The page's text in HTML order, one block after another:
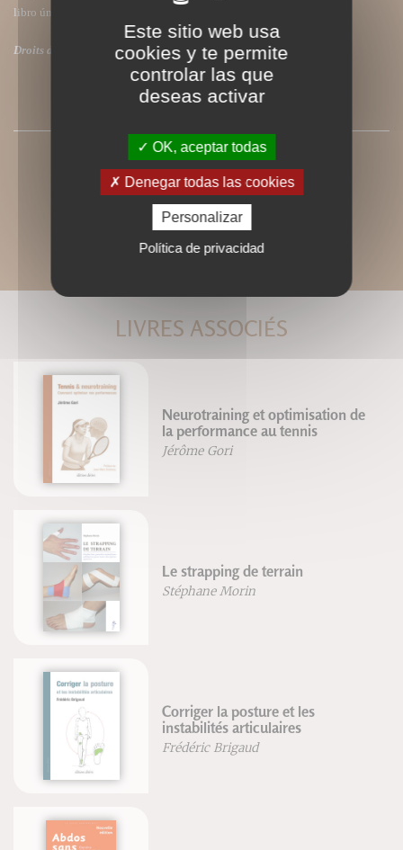
libro único y una bella obra artística de colección.
Droits de traduction disponibles.
SOMMAIRE
LIVRES ASSOCIÉS
Neurotraining et optimisation de
la performance au tennis
Jérôme Gori
Le strapping de terrain
Stéphane Morin
Corriger la posture et les
instabilités articulaires
Frédéric Brigaud
Este sitio web usa
cookies y te permite
controlar las que
deseas activar
OK, aceptar todas
Denegar todas las cookies
Personalizar
Política de privacidad